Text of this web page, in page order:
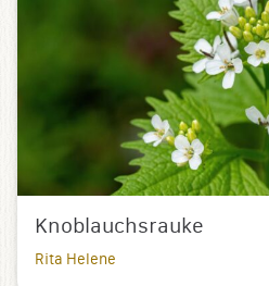
Knoblauchsrauke
Rita Helene